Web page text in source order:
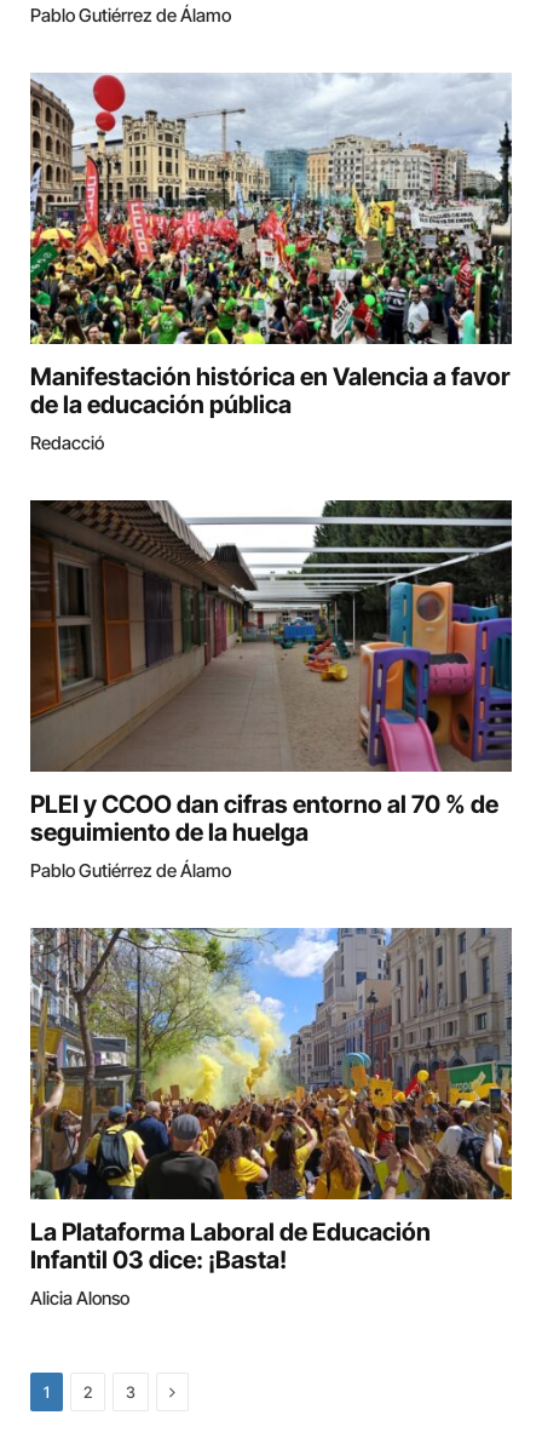
Pablo Gutiérrez de Álamo
Manifestación histórica en Valencia a favor
de la educación pública
Redacció
PLEI y CCOO dan cifras entorno al 70 % de
seguimiento de la huelga
Pablo Gutiérrez de Álamo
La Plataforma Laboral de Educación
Infantil 03 dice: ¡Basta!
Alicia Alonso
1 2 3 Next